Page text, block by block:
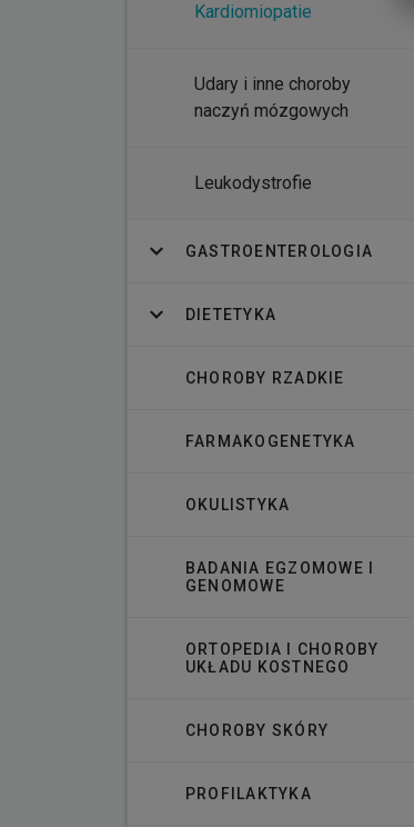
Kardiomiopatie
Udary i inne choroby
naczyń mózgowych
Leukodystrofie
GASTROENTEROLOGIA
DIETETYKA
CHOROBY RZADKIE
FARMAKOGENETYKA
OKULISTYKA
BADANIA EGZOMOWE I
GENOMOWE
ORTOPEDIA I CHOROBY
UKŁADU KOSTNEGO
CHOROBY SKÓRY
PROFILAKTYKA